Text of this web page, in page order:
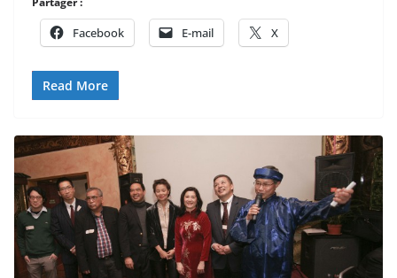
Facebook E-mail X
Read More